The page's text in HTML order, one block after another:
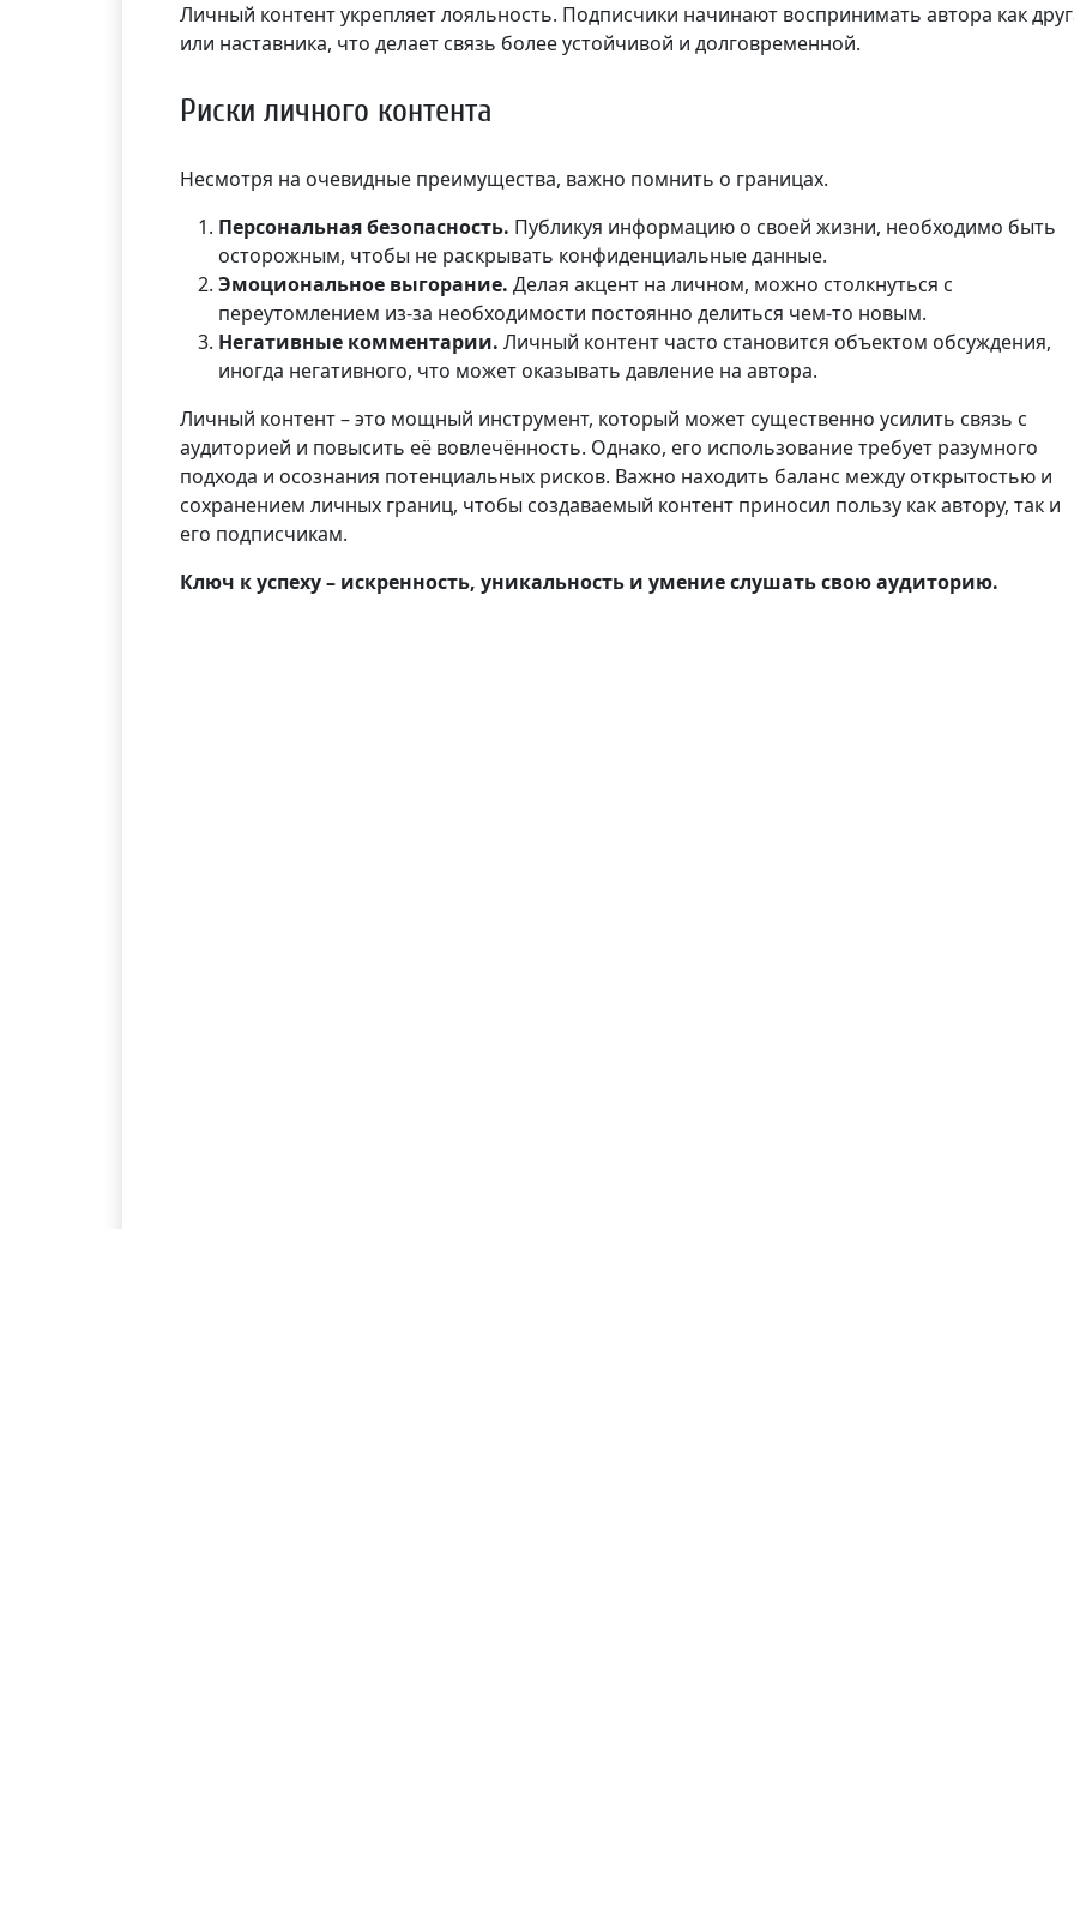
Личный контент укрепляет лояльность. Подписчики начинают воспринимать автора как
или наставника, что делает связь более устойчивой и долговременной.
Риски личного контента
Несмотря на очевидные преимущества, важно помнить о границах.
Персональная безопасность. Публикуя информацию о своей жизни, необходимо быть
осторожным, чтобы не раскрывать конфиденциальные данные.
Эмоциональное выгорание. Делая акцент на личном, можно столкнуться с
переутомлением из-за необходимости постоянно делиться чем-то новым.
Негативные комментарии. Личный контент часто становится объектом обсуждения,
иногда негативного, что может оказывать давление на автора.
Личный контент – это мощный инструмент, который может существенно усилить связь с
аудиторией и повысить её вовлечённость. Однако, его использование требует разумного
подхода и осознания потенциальных рисков. Важно находить баланс между открытостью и
сохранением личных границ, чтобы создаваемый контент приносил пользу как автору, так и
его подписчикам.
Ключ к успеху – искренность, уникальность и умение слушать свою аудиторию.